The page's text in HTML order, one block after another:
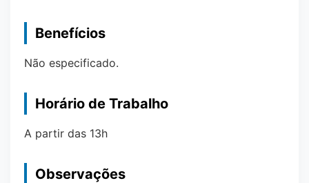
Benefícios
Não especificado.
Horário de Trabalho
A partir das 13h
Observações